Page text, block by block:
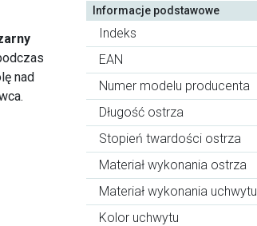
nad
Informacje podstawowe
Indeks
EAN
Numer modelu producenta
Długość ostrza
Stopień twardości ostrza
Materiał wykonania ostrza
Materiał wykonania uchwytu
Kolor uchwytu